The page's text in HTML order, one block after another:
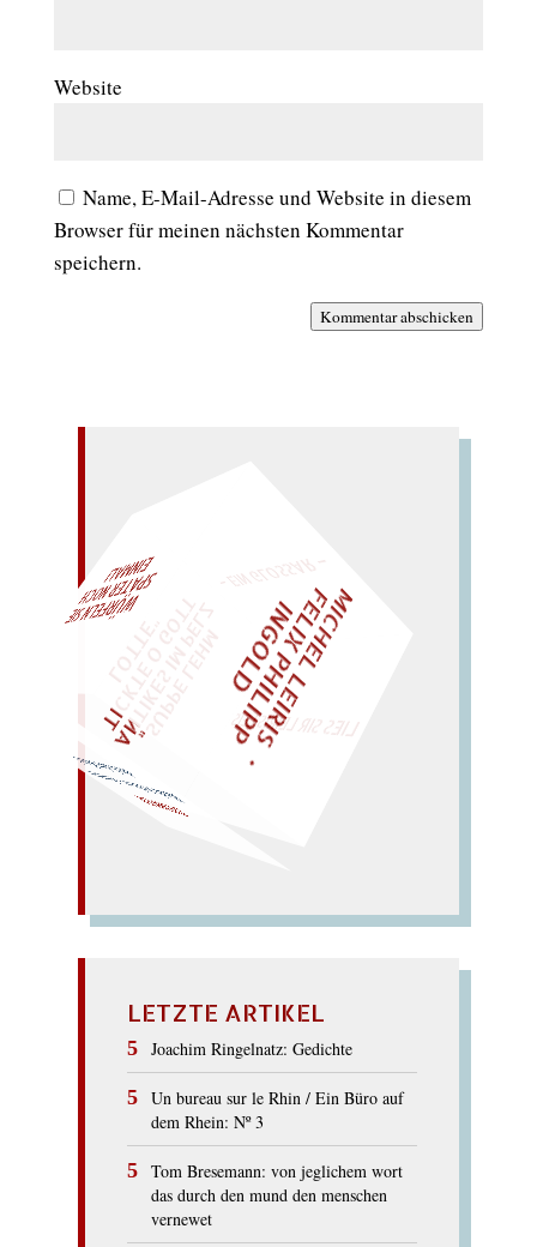
Website
Name, E-Mail-Adresse und Website in diesem
Browser für meinen nächsten Kommentar
speichern.
Kommentar abschicken
„
S
U
P
P
E
L
E
H
M
A
N
T
I
K
E
S
I
M
P
E
L
Z
T
I
C
K
T
E
O
G
O
T
T
L
O
T
T
E
DENKER
Rede kehren – kentern:
dreh den Kern!
M
I
C
H
E
L
L
E
I
R
I
S
・
F
E
L
I
X
P
H
I
L
I
P
P
I
N
G
O
L
D LIES SIR LEIRIS LEIS
AL!
LETZTE ARTIKEL
Joachim Ringelnatz: Gedichte
Un bureau sur le Rhin / Ein Büro auf
dem Rhein: Nº 3
Tom Bresemann: von jeglichem wort
das durch den mund den menschen
vernewet